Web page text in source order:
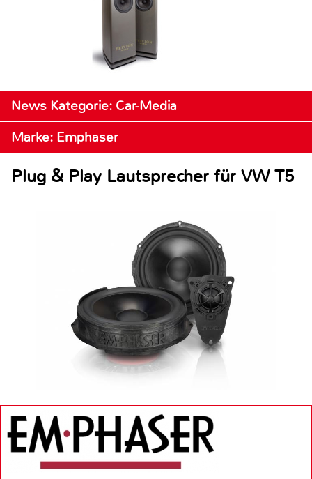
News Kategorie: Car-Media
Marke: Emphaser
Plug & Play Lautsprecher für VW T5